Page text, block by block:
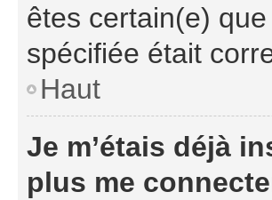
êtes certain(e)
spécifiée était
Haut
Je m’étais déjà
plus me